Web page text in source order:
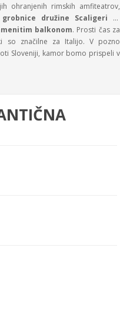
ohranjenih rimskih amfiteatrov,
grobnice družine Scaligeri ...
balkonom. Prosti čas za
so značilne za Italijo. V pozno
Sloveniji, kamor bomo prispeli v